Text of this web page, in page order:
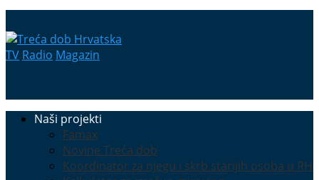
TV Radio Magazin
Naši projekti
Famax
Novine Treća dob
Koordinator za njegu i skrb starijih osoba u RH